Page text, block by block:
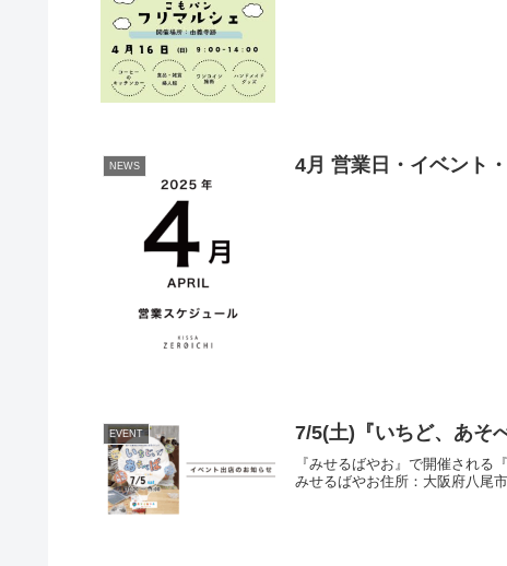
NEWS 4月 営業日・イベント
EVENT 7/5(土)『いちど、あそ
『みせるばやお』で開催される
みせるばやお住所：大阪府八尾